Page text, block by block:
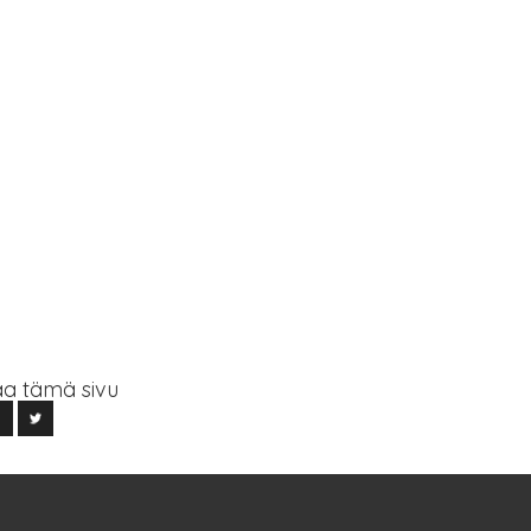
tämä sivu